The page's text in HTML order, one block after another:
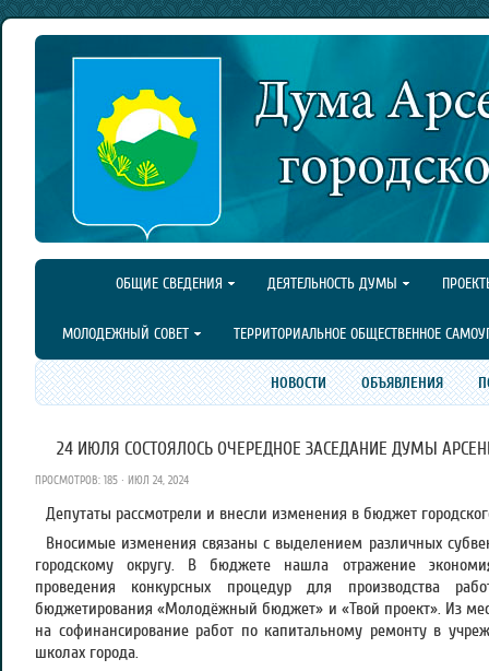
ОБЩИЕ СВЕДЕНИЯ ДЕЯТЕЛЬНОСТЬ ДУМЫ
МОЛОДЕЖНЫЙ СОВЕТ ТЕРРИТОРИАЛЬНОЕ ОБЩЕСТВЕННОЕ
НОВОСТИ ОБЪЯВЛЕНИЯ
24 ИЮЛЯ СОСТОЯЛОСЬ ОЧЕРЕДНОЕ ЗАСЕДАНИЕ ДУМЫ
ПРОСМОТРОВ: 185 · ИЮЛ 24, 2024
Депутаты рассмотрели и внесли изменения в бюджет
Вносимые изменения связаны с выделением различных
городскому округу. В бюджете нашла отражение
проведения конкурсных процедур для производства
бюджетирования «Молодёжный бюджет» и «Твой проект». Из
на софинансирование работ по капитальному ремонту в
школах города.